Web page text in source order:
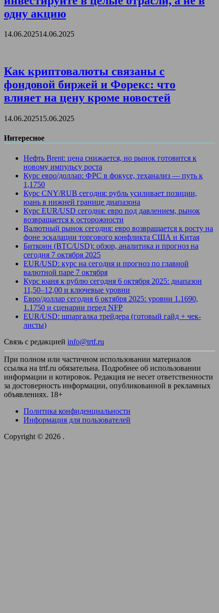
одну акцию
14.06.202514.06.2025
Как криптовалюты связаны с
фондовой биржей и Форекс: что
влияет на цену кроме новостей
14.06.202515.06.2025
Интересное
Нефть Brent: цена снижается, но рынок готовится к
новому импульсу роста
Курс евро/доллар: ФРС в фокусе, теханализ — путь к
1,1750
Курс CNY/RUB сегодня: рубль усиливает позиции,
юань в нижней границе диапазона
Курс EUR/USD сегодня: евро под давлением, рынок
возвращается к осторожности
Валютный рынок сегодня: евро возвращается к росту на
фоне эскалации торгового конфликта США и Китая
Биткоин (BTC/USD): обзор, аналитика и прогноз на
сегодня 7 октября 2025
EUR/USD: курс на сегодня и прогноз по главной
валютной паре 7 октября
Курс юаня к рублю сегодня 6 октября 2025: диапазон
11,50–12,00 и ключевые уровни
Евро/доллар сегодня 6 октября 2025: уровни 1.1690,
1.1750 и сценарии перед NFP
EUR/USD: шпаргалка трейдера (готовый гайд + чек-
листы)
Связь с редакцией info@trtf.ru
При полном или частичном использовании материалов
ссылка на trtf.ru обязательна. Подробнее об использовании
информации и котировок. Редакция не несет ответственности
за достоверность информации, опубликованной в рекламных
объявлениях. 18+
Политика конфиденциальности
Информация для пользователей
Copyright © 2026 .